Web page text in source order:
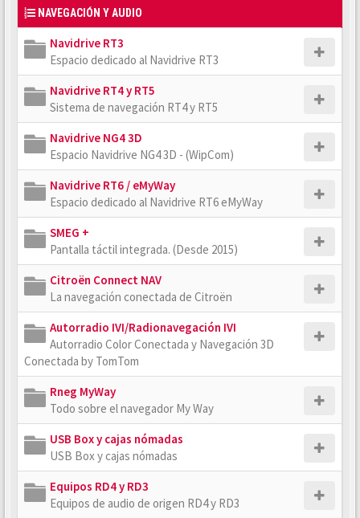
NAVEGACIÓN Y AUDIO
Navidrive RT3
Espacio dedicado al Navidrive RT3
Navidrive RT4 y RT5
Sistema de navegación RT4 y RT5
Navidrive NG4 3D
Espacio Navidrive NG4 3D - (WipCom)
Navidrive RT6 / eMyWay
Espacio dedicado al Navidrive RT6 eMyWay
SMEG +
Pantalla táctil integrada. (Desde 2015)
Citroën Connect NAV
La navegación conectada de Citroën
Autorradio IVI/Radionavegación IVI
Autorradio Color Conectada y Navegación 3D
Conectada by TomTom
Rneg MyWay
Todo sobre el navegador My Way
USB Box y cajas nómadas
USB Box y cajas nómadas
Equipos RD4 y RD3
Equipos de audio de origen RD4 y RD3